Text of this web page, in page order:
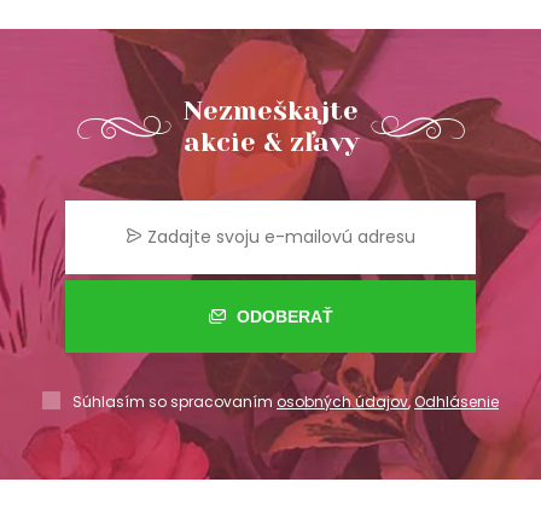
Nezmeškajte
akcie & zľavy
ODOBERAŤ
Súhlasím so spracovaním osobných údajov,Odhlásenie